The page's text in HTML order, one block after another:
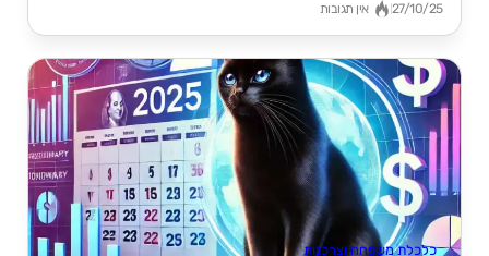
27/10/25 אין תגובות
כלכלת משפחה וצרכנות